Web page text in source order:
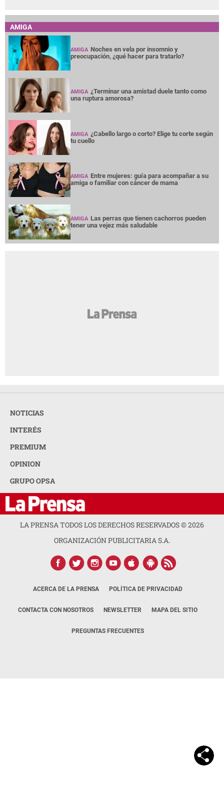
AMIGA
AMIGA Noches en vela por insomnio y
preocupación, ¿qué hacer para tratarlo?
AMIGA ¿Terminar una amistad duele tanto como
una ruptura amorosa?
AMIGA ¿Cabello largo o corto? Elige tu corte según
tu cuello
AMIGA Entre mujeres: guía para acompañar a su
amiga o familiar con cáncer de mama
AMIGA Las perras que tienen cachorros pueden
tener una vejez más saludable
NOTICIAS
INTERÉS
PREMIUM
OPINION
GRUPO OPSA
LA PRENSA TODOS LOS DERECHOS RESERVADOS ©2026
ORGANIZACIÓN PUBLICITARIA S.A.
ACERCA DE LA PRENSA POLÍTICA DE PRIVACIDAD
CONTACTA CON NOSOTROS NEWSLETTER MAPA DEL SITIO
PREGUNTAS FRECUENTES